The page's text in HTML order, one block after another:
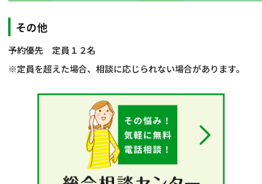
その他
予約優先 定員１２名
※定員を超えた場合、相談に応じられない場合があります。